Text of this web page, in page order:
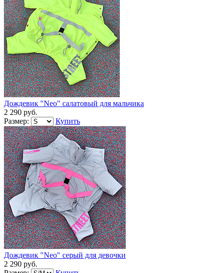
Дождевик "Neo" салатовый для мальчика
2 290 руб.
Размер:
Купить
Дождевик "Neo" серый для девочки
2 290 руб.